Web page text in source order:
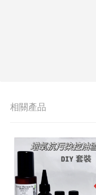
相關產品